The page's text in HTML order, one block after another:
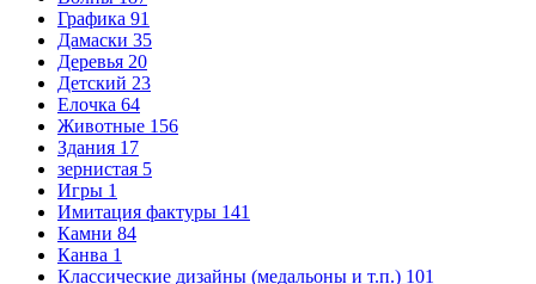
Графика 91
Дамаски 35
Деревья 20
Детский 23
Елочка 64
Животные 156
Здания 17
зернистая 5
Игры 1
Имитация фактуры 141
Камни 84
Канва 1
Классические дизайны (медальоны и т.п.) 101